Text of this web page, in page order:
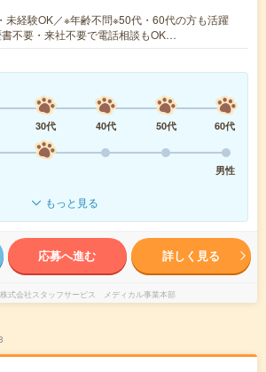
未経験OK／※年齢不問※50代・60代の方も活躍
不要・来社不要で電話相談もOK…
30代 40代 50代
60代
男性
もっと見る
応募へ進む 詳しく見る
株式会社スタッフサービス メディカル事業本部